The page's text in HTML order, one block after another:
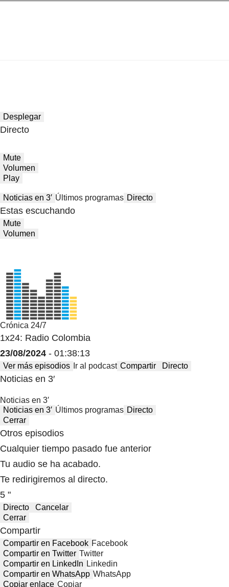
Desplegar
Directo
Mute
Volumen
Play
Noticias en 3′ Últimos programas Directo
Estas escuchando
Mute
Volumen
Crónica 24/7
1x24: Radio Colombia
23/08/2024 - 01:38:13
Ver más episodios Ir al podcast Compartir Directo
Noticias en 3′
Noticias en 3′
Noticias en 3′ Últimos programas Directo
Cerrar
Otros episodios
Cualquier tiempo pasado fue anterior
Tu audio se ha acabado.
Te redirigiremos al directo.
5 "
Directo
Cancelar
Cerrar
Compartir
Compartir en Facebook Facebook
Compartir en Twitter Twitter
Compartir en LinkedIn Linkedin
Compartir en WhatsApp WhatsApp
Copiar enlace Copiar